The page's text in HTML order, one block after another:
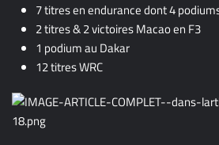
7 titres en endurance dont 4
2 titres & 2 victoires Macao en F3
1 podium au Dakar
12 titres WRC